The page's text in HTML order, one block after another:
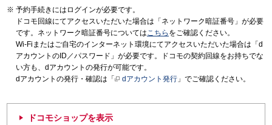
予約手続きにはログインが必要です。
ドコモ回線にてアクセスいただいた場合は「ネットワーク暗証番号」が必要
です。ネットワーク暗証番号についてはこちら をご確認ください。
Wi-Fiまたはご自宅のインターネット環境にてアクセスいただいた場合は「d
アカウントのID／パスワード」が必要です。ドコモの契約回線をお持ちでな
い方も、dアカウントの発行が可能です。
dアカウントの発行・確認は「
dアカウント発行 」でご確認ください。
ドコモショップを表示